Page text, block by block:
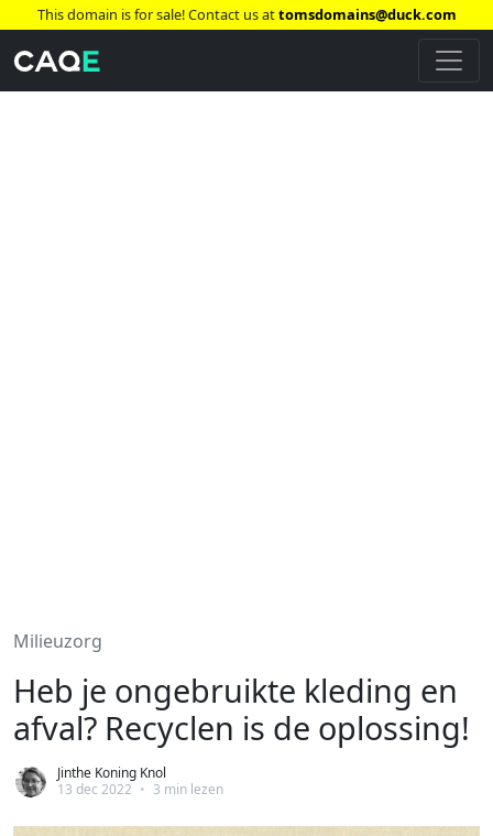
This domain is for sale! Contact us attomsdomains@duck.com
Milieuzorg
Heb je ongebruikte kleding en
afval? Recyclen is de oplossing!
Jinthe Koning Knol
13 dec 2022 • 3 min lezen